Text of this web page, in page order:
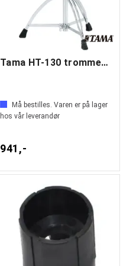
Tama HT-130 trommestol
Må bestilles. Varen er på lager
hos vår leverandør
941,-